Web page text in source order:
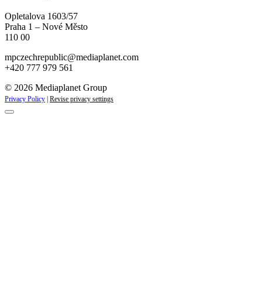
Opletalova 1603/57
Praha 1 – Nové Město
110 00
mpczechrepublic@mediaplanet.com
+420 777 979 561
© 2026 Mediaplanet Group
Privacy Policy | Revise privacy settings